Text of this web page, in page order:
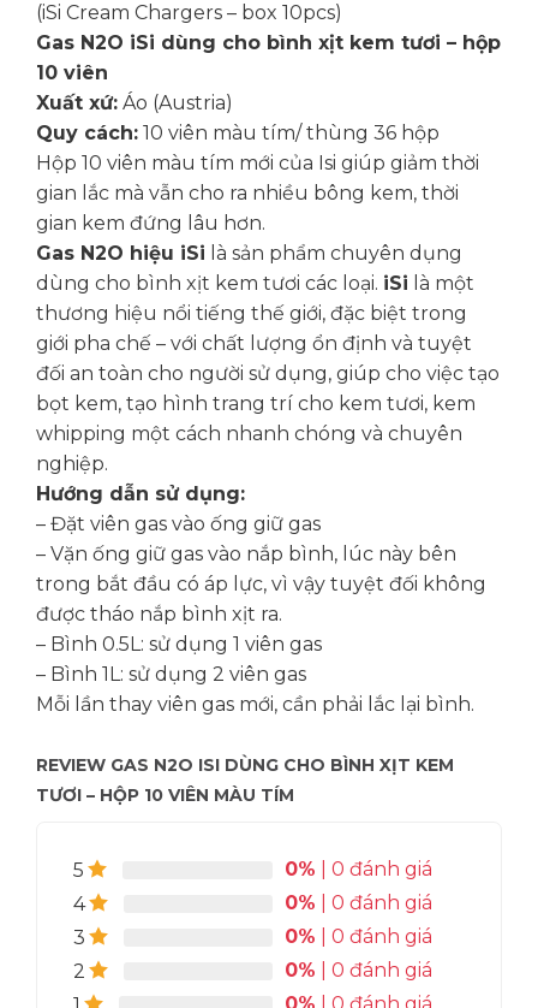
(iSi Cream Chargers – box 10pcs)
Gas N2O iSi dùng cho bình xịt kem tươi – hộp
10 viên
Xuất xứ:Áo (Austria)
Quy cách:10 viên màu tím/ thùng 36 hộp
Hộp 10 viên màu tím mới của Isi giúp giảm thời
gian lắc mà vẫn cho ra nhiều bông kem, thời
gian kem đứng lâu hơn.
Gas N2O hiệu iSi là sản phẩm chuyên dụng
dùng cho bình xịt kem tươi các loại. iSi là một
thương hiệu nổi tiếng thế giới, đặc biệt trong
giới pha chế – với chất lượng ổn định và tuyệt
đối an toàn cho người sử dụng, giúp cho việc tạo
bọt kem, tạo hình trang trí cho kem tươi, kem
whipping một cách nhanh chóng và chuyên
nghiệp.
Hướng dẫn sử dụng:
– Đặt viên gas vào ống giữ gas
– Vặn ống giữ gas vào nắp bình, lúc này bên
trong bắt đầu có áp lực, vì vậy tuyệt đối không
được tháo nắp bình xịt ra.
– Bình 0.5L: sử dụng 1 viên gas
– Bình 1L: sử dụng 2 viên gas
Mỗi lần thay viên gas mới, cần phải lắc lại bình.
REVIEW GAS N2O ISI DÙNG CHO BÌNH XỊT KEM
TƯƠI – HỘP 10 VIÊN MÀU TÍM
5 0% | 0 đánh giá
4
0% | 0 đánh giá
3
0% | 0 đánh giá
2
0% | 0 đánh giá